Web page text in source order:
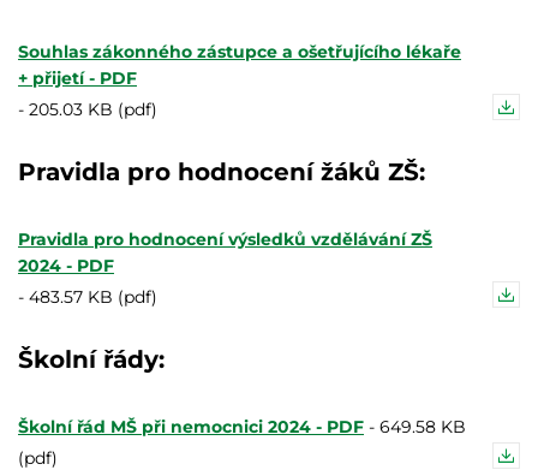
Souhlas zákonného zástupce a ošetřujícího lékaře
+ přijetí - PDF
- 205.03 KB (pdf)
Pravidla pro hodnocení žáků ZŠ:
Pravidla pro hodnocení výsledků vzdělávání ZŠ
2024 - PDF
- 483.57 KB (pdf)
Školní řády:
Školní řád MŠ při nemocnici 2024 - PDF - 649.58 KB
(pdf)